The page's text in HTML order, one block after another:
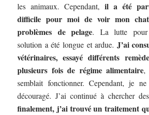
les animaux. Cependant, il a été
difficile pour moi de voir mon
problèmes de pelage. La lutte pour
solution a été longue et ardue. J’ai
vétérinaires, essayé différents
plusieurs fois de régime alimentaire,
semblait fonctionner. Cependant, je
découragé. J’ai continué à chercher
finalement, j’ai trouvé un traitement